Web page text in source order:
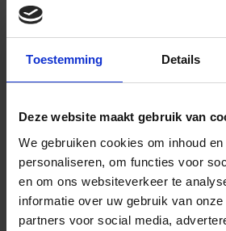
Toestemming Details
Deze website maakt gebruik van
We gebruiken cookies om inhoud
personaliseren, om functies voor
en om ons websiteverkeer te
informatie over uw gebruik van
partners voor social media,